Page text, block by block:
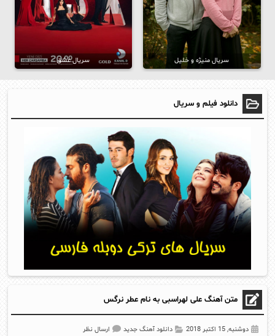
سریال منیژه و خلیل سریال عشق
دانلود فیلم و سریال
متن آهنگ علی لهراسبی به نام عطر نرگس
دوشنبه, 15 اکتبر 2018 دانلود آهنگ جدید ارسال نظر